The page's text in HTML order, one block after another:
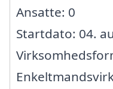
Ansatte: 0
Startdato: 04.